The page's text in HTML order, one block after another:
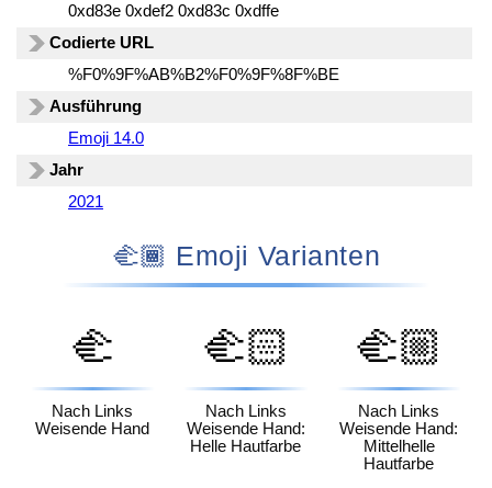
0xd83e 0xdef2 0xd83c 0xdffe
Codierte URL
%F0%9F%AB%B2%F0%9F%8F%BE
Ausführung
Emoji 14.0
Jahr
2021
🫲🏾 Emoji Varianten
🫲
Nach Links
Weisende Hand
🫲🏻
Nach Links
Weisende Hand:
Helle Hautfarbe
🫲🏼
Nach Links
Weisende Hand:
Mittelhelle
Hautfarbe